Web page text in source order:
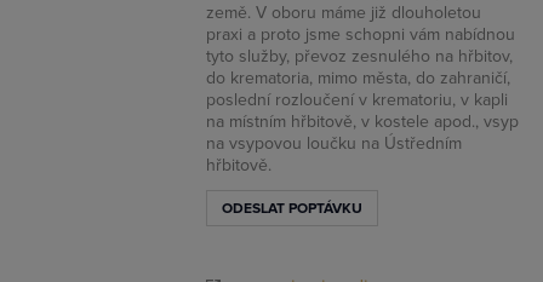
země. V oboru máme již dlouholetou
praxi a proto jsme schopni vám nabídnou
tyto služby, převoz zesnulého na hřbitov,
do krematoria, mimo města, do zahraničí,
poslední rozloučení v krematoriu, v kapli
na místním hřbitově, v kostele apod., vsyp
na vsypovou loučku na Ústředním
hřbitově.
ODESLAT POPTÁVKU